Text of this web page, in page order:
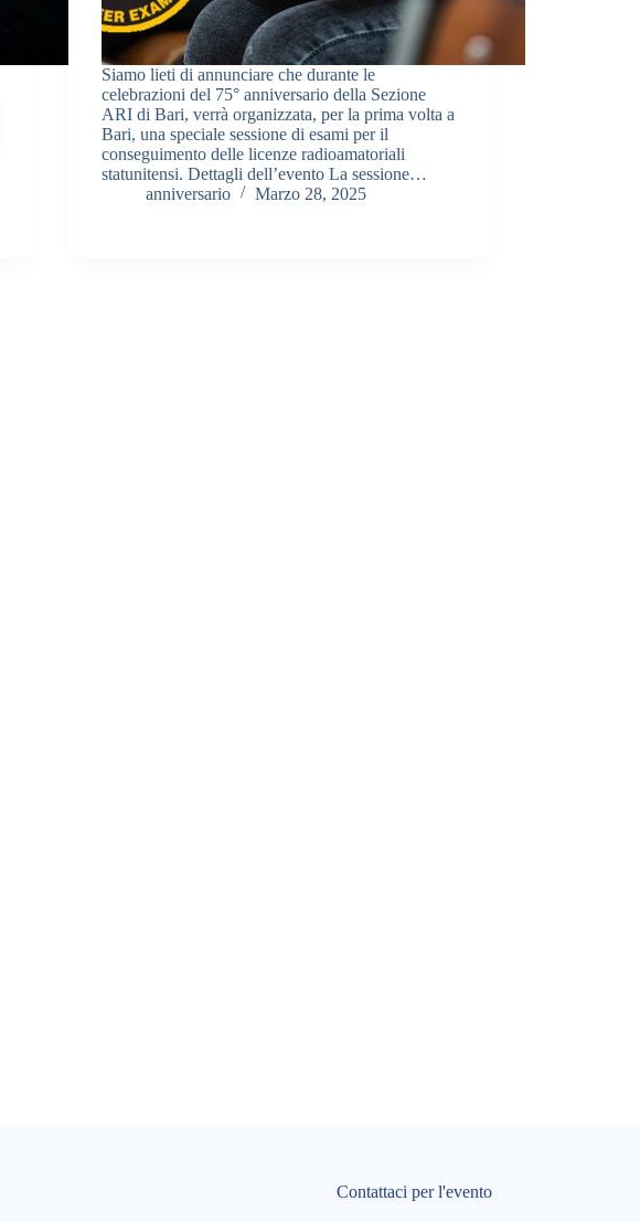
Siamo lieti di annunciare che durante le
celebrazioni del 75° anniversario della Sezione
ARI di Bari, verrà organizzata, per la prima volta a
Bari, una speciale sessione di esami per il
conseguimento delle licenze radioamatoriali
statunitensi. Dettagli dell’evento La sessione…
anniversario
Marzo 28, 2025
Contattaci per l'evento